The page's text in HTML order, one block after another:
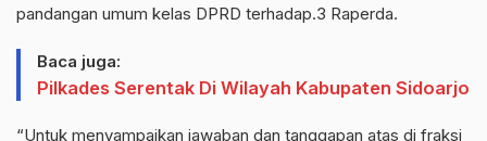
pandangan umum kelas DPRD terhadap.3 Raperda.
Baca juga:
Pilkades Serentak Di Wilayah Kabupaten Sidoarjo
“Untuk menyampaikan jawaban dan tanggapan atas di fraksi